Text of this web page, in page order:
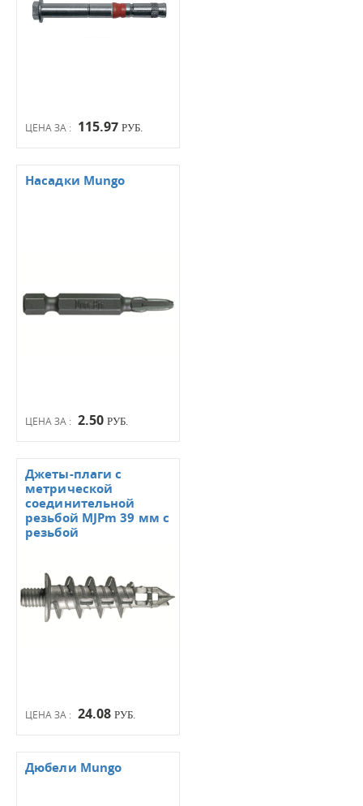
ЦЕНА ЗА : 115.97 РУБ.
ЦЕНА ЗА : 2.50 РУБ.
Насадки Mungo
ЦЕНА ЗА : 24.08 РУБ.
Джеты-плаги с
метрической
соединительной
резьбой MJPm 39 мм с
резьбой
Дюбели Mungo